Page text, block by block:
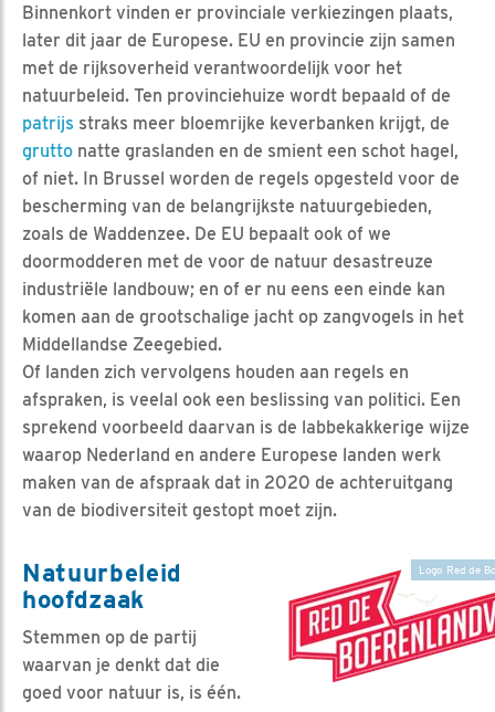
Binnenkort vinden er provinciale verkiezingen plaats,
later dit jaar de Europese. EU en provincie zijn samen
met de rijksoverheid verantwoordelijk voor het
natuurbeleid. Ten provinciehuize wordt bepaald of de
patrijs straks meer bloemrijke keverbanken krijgt, de
grutto natte graslanden en de smient een schot hagel,
of niet. In Brussel worden de regels opgesteld voor de
bescherming van de belangrijkste natuurgebieden,
zoals de Waddenzee. De EU bepaalt ook of we
doormodderen met de voor de natuur desastreuze
industriële landbouw; en of er nu eens een einde kan
komen aan de grootschalige jacht op zangvogels in het
Middellandse Zeegebied.
Of landen zich vervolgens houden aan regels en
afspraken, is veelal ook een beslissing van politici. Een
sprekend voorbeeld daarvan is de labbekakkerige wijze
waarop Nederland en andere Europese landen werk
maken van de afspraak dat in 2020 de achteruitgang
van de biodiversiteit gestopt moet zijn.
Logo Red de
Natuurbeleid
hoofdzaak
Stemmen op de partij
waarvan je denkt dat die
goed voor natuur is, is één.